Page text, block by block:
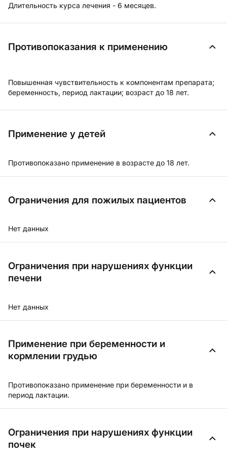
Длительность курса лечения - 6 месяцев.
Противопоказания к применению
Повышенная чувствительность к компонентам препарата;
беременность, период лактации; возраст до 18 лет.
Применение у детей
Противопоказано применение в возрасте до 18 лет.
Ограничения для пожилых пациентов
Нет данных
Ограничения при нарушениях функции
печени
Нет данных
Применение при беременности и
кормлении грудью
Противопоказано применение при беременности и в
период лактации.
Ограничения при нарушениях функции
почек